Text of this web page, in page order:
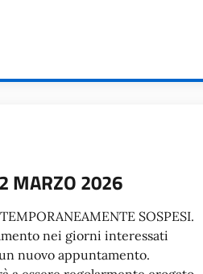
MARZO 2026
SOSPESI.
nei giorni interessati
nuovo appuntamento.